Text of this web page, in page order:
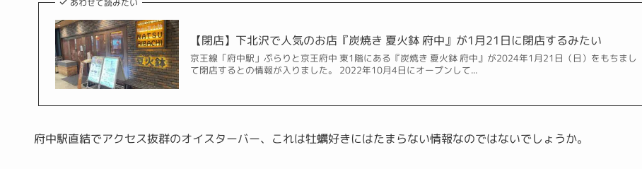
【閉店】下北沢で人気のお店『炭焼き 夏火鉢 府中』が1月21日に閉店するみたい
京王線「府中駅」ぷらりと京王府中 東1階にある『炭焼き 夏火鉢 府中』が2024年1月21日（日）をもちまし
て閉店するとの情報が入りました。 2022年10月4日にオープンして...
府中駅直結でアクセス抜群のオイスターバー、これは牡蠣好きにはたまらない情報なのではないでしょうか。